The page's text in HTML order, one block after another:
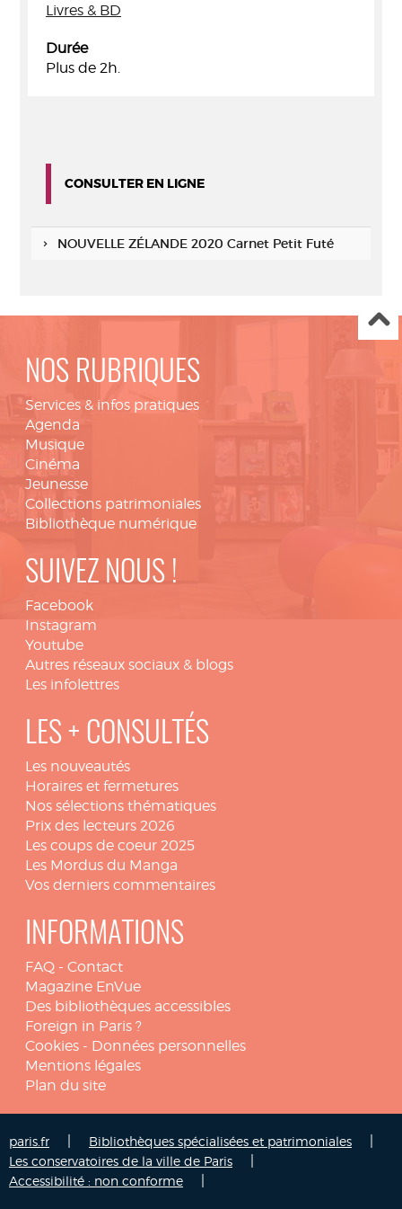
Livres & BD
Durée
Plus de 2h.
CONSULTER EN LIGNE
NOUVELLE ZÉLANDE 2020 Carnet Petit Futé
NOS RUBRIQUES
Services & infos pratiques
Agenda
Musique
Cinéma
Jeunesse
Collections patrimoniales
Bibliothèque numérique
SUIVEZ NOUS !
Facebook
Instagram
Youtube
Autres réseaux sociaux & blogs
Les infolettres
LES + CONSULTÉS
Les nouveautés
Horaires et fermetures
Nos sélections thématiques
Prix des lecteurs 2026
Les coups de coeur 2025
Les Mordus du Manga
Vos derniers commentaires
INFORMATIONS
FAQ - Contact
Magazine EnVue
Des bibliothèques accessibles
Foreign in Paris ?
Cookies - Données personnelles
Mentions légales
Plan du site
paris.fr Bibliothèques spécialisées et patrimoniales
Les conservatoires de la ville de Paris
Accessibilité : non conforme